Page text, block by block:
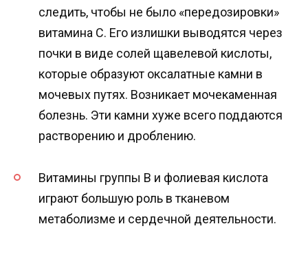
следить, чтобы не было «передозировки»
витамина С. Его излишки выводятся через
почки в виде солей щавелевой кислоты,
которые образуют оксалатные камни в
мочевых путях. Возникает мочекаменная
болезнь. Эти камни хуже всего поддаются
растворению и дроблению.
Витамины группы B и фолиевая кислота
играют большую роль в тканевом
метаболизме и сердечной деятельности.